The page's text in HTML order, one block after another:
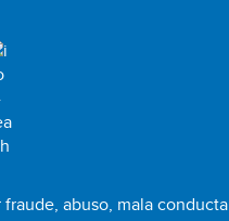
fraude, abuso, mala conducta